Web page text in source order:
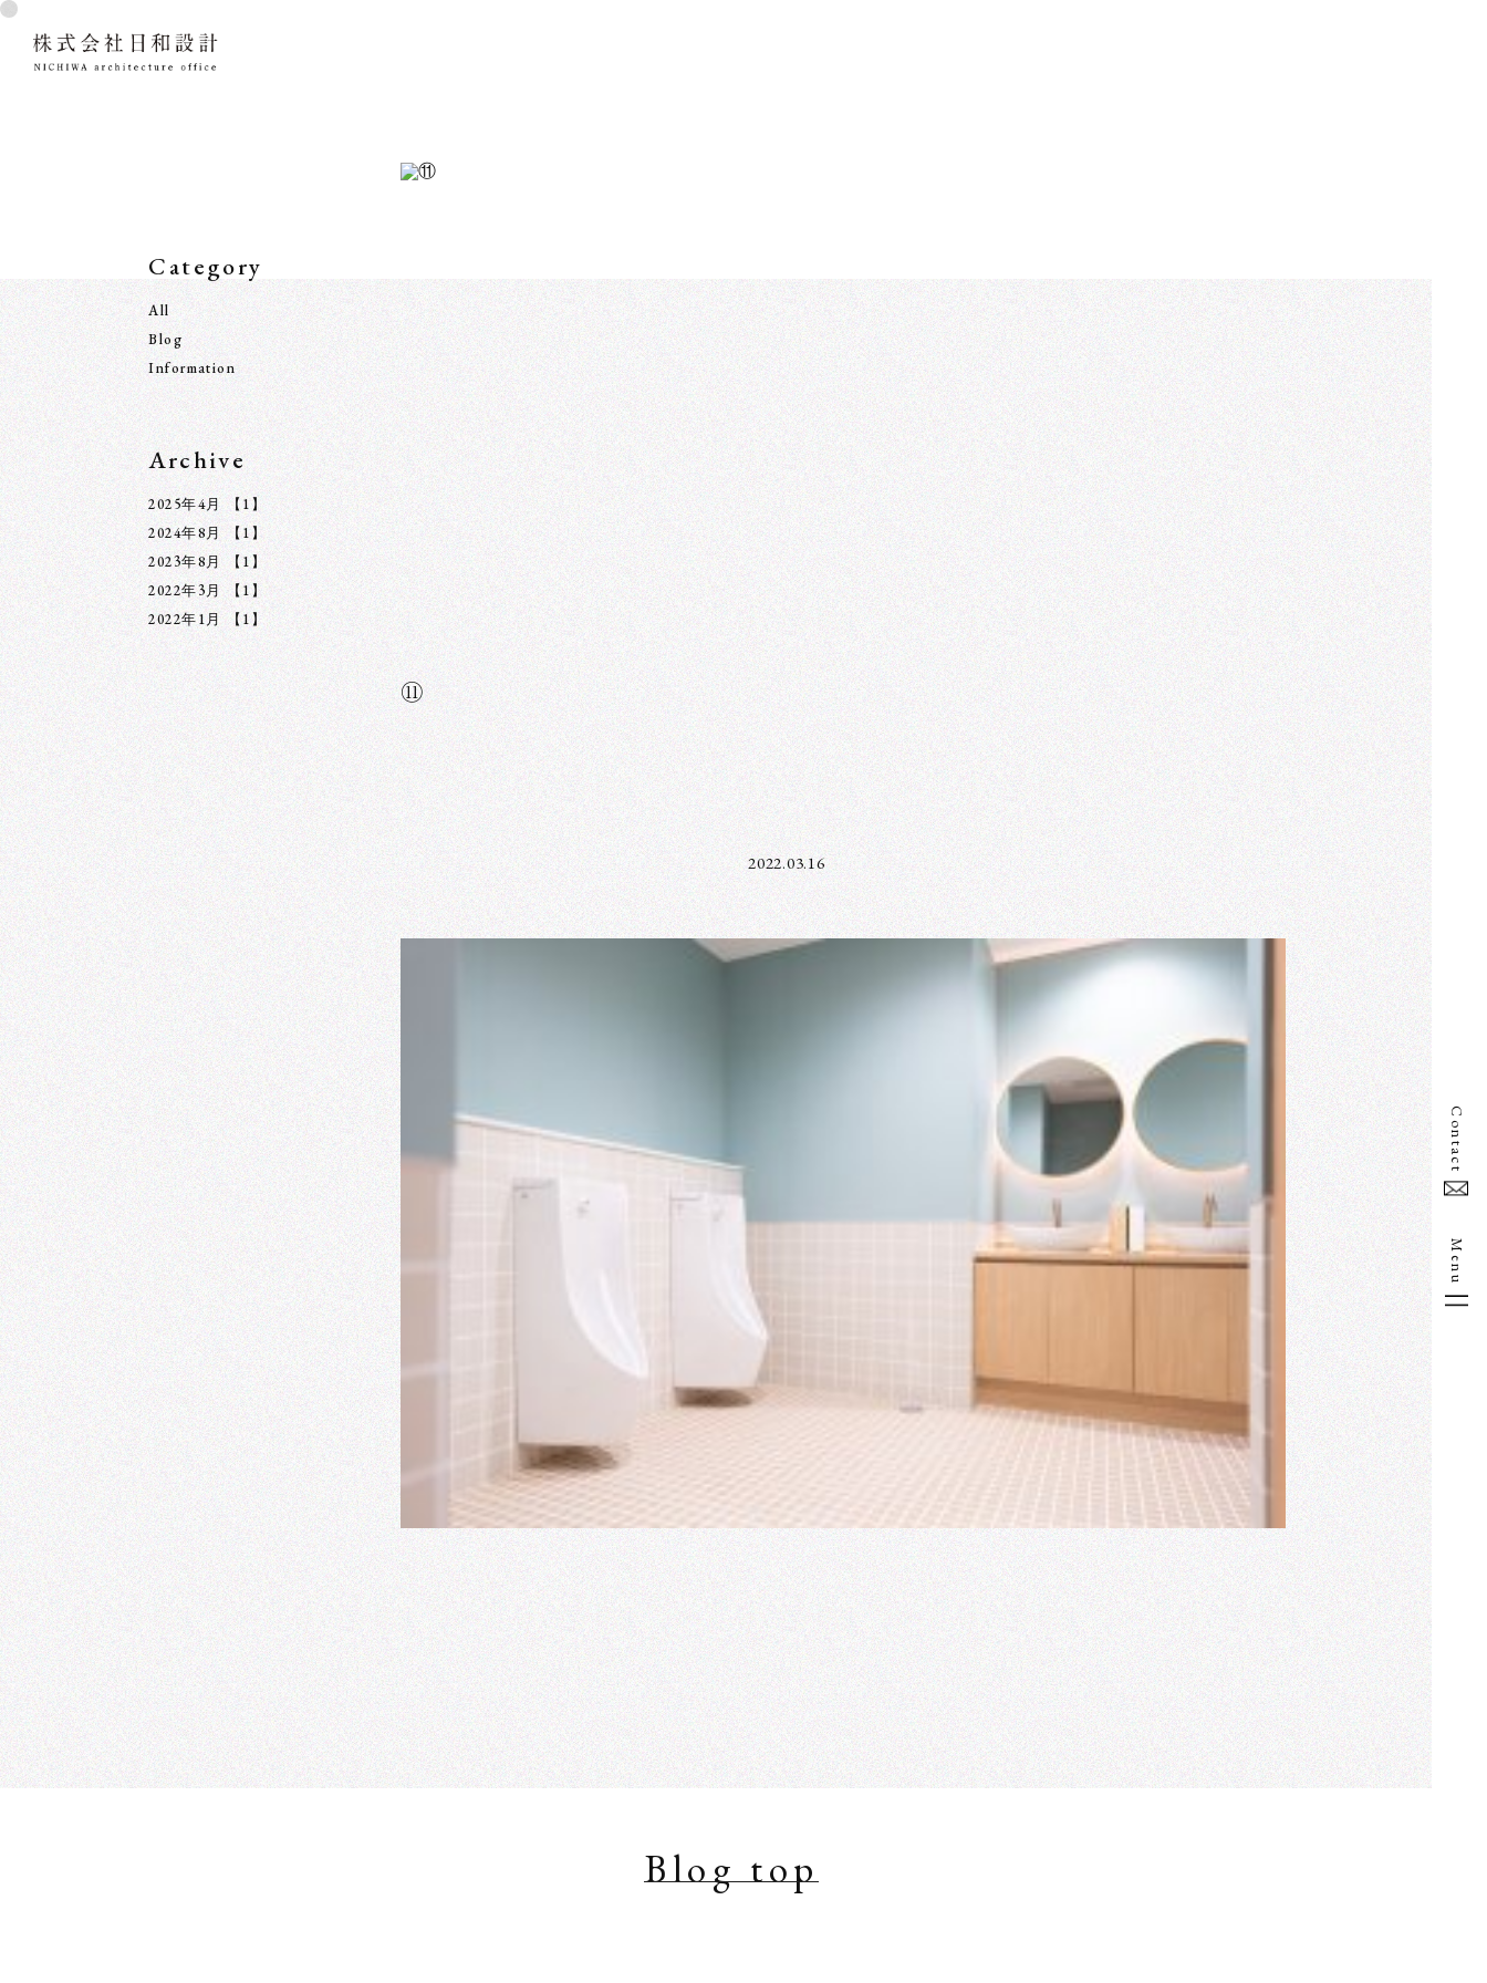
Contact
Menu
⑪
2022.03.16
Category
All
Blog
Information
Archive
2025年4月 【1】
2024年8月
【1】
2023年8月
【1】
2022年3月 【1】
2022年1月【1】
Blog top